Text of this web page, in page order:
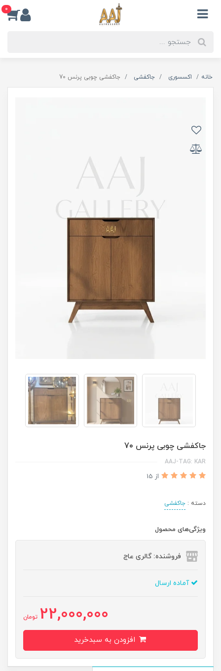
0
خانه اکسسوری جاکفشی جاکفشی چوبی پرنس 70
جاکفشی چوبی پرنس 70
AAJ-TAG: KAR
از 15
دسته : جاکفشی
ویژگی‌های محصول
فروشنده: گالری عاج
آماده ارسال
22,000,000 تومان